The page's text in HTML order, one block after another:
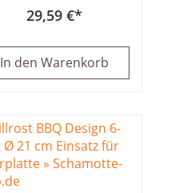
29,59 €
In den Warenkorb